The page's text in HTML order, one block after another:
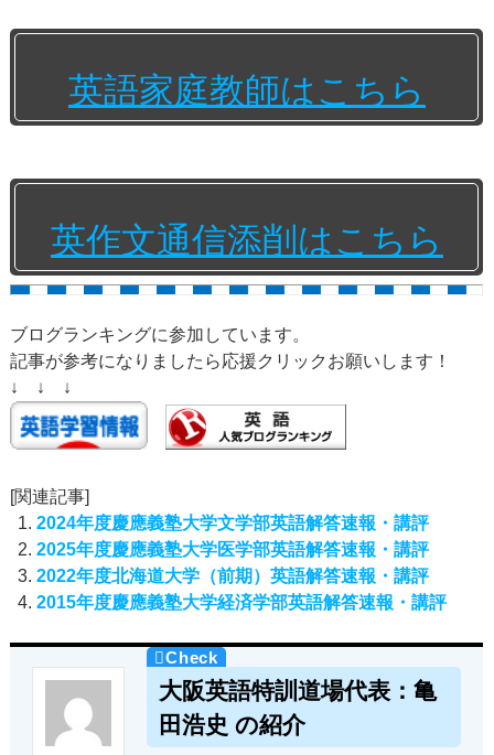
英語家庭教師はこちら
英作文通信添削はこちら
ブログランキングに参加しています。
記事が参考になりましたら応援クリックお願いします！
↓ ↓ ↓
[関連記事]
2024年度慶應義塾大学文学部英語解答速報・講評
2025年度慶應義塾大学医学部英語解答速報・講評
2022年度北海道大学（前期）英語解答速報・講評
2015年度慶應義塾大学経済学部英語解答速報・講評
大阪英語特訓道場代表：亀
田浩史 の紹介